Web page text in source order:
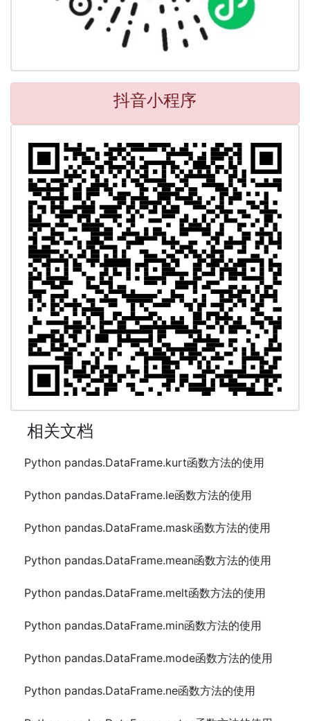
抖音小程序
相关文档
Python pandas.DataFrame.kurt函数方法的使用
Python pandas.DataFrame.le函数方法的使用
Python pandas.DataFrame.mask函数方法的使用
Python pandas.DataFrame.mean函数方法的使用
Python pandas.DataFrame.melt函数方法的使用
Python pandas.DataFrame.min函数方法的使用
Python pandas.DataFrame.mode函数方法的使用
Python pandas.DataFrame.ne函数方法的使用